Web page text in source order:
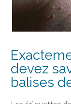
devez
balises